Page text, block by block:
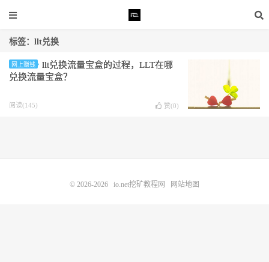
标签：llt兑换
网上赚钱
llt兑换流量宝盒的过程，LLT在哪
兑换流量宝盒？
阅读(145) 赞(0)
© 2026-2026 io.net挖矿教程网 网站地图